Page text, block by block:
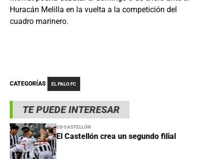
TE PUEDE INTERESAR
CD CASTELLÓN
El Castellón crea un segundo filial
Huracán Melilla en la vuelta a la competición del
cuadro marinero.
CATEGORÍAS EL PALO FC